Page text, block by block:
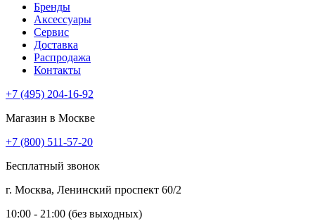
Бренды
Аксессуары
Сервис
Доставка
Распродажа
Контакты
+7 (495) 204-16-92
Магазин в Москве
+7 (800) 511-57-20
Бесплатный звонок
г. Москва, Ленинский проспект 60/2
10:00 - 21:00 (без выходных)